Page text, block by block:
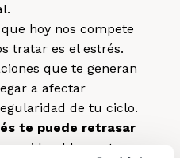
hoy nos compete
tratar es el estrés.
que te generan
a afectar
de tu ciclo.
te puede retrasar
considerablemente.